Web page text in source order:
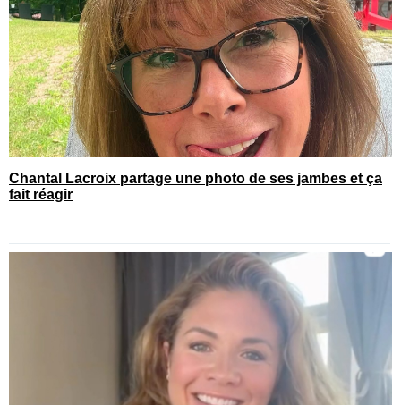
Chantal Lacroix partage une photo de ses jambes et ça
fait réagir